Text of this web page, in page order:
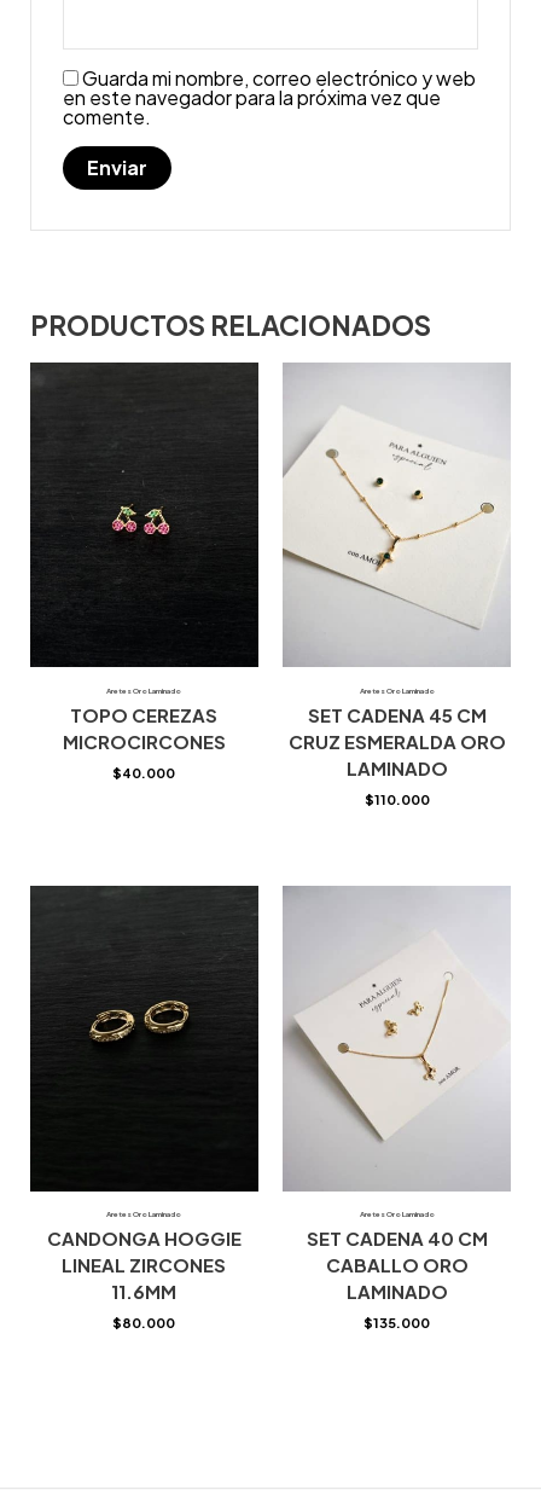
Guarda mi nombre, correo electrónico y web
en este navegador para la próxima vez que
comente.
PRODUCTOS RELACIONADOS
Aretes Oro Laminado
TOPO CEREZAS
MICROCIRCONES
$40.000
Aretes Oro Laminado
SET CADENA 45 CM
CRUZ ESMERALDA ORO
LAMINADO
$110.000
Aretes Oro Laminado
CANDONGA HOGGIE
LINEAL ZIRCONES
11.6MM
$80.000
Aretes Oro Laminado
SET CADENA 40 CM
CABALLO ORO
LAMINADO
$135.000